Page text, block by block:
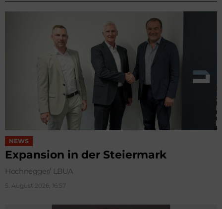
NEWS
Expansion in der Steiermark
Hochnegger/ LBUA
5. August 2026, 16:57